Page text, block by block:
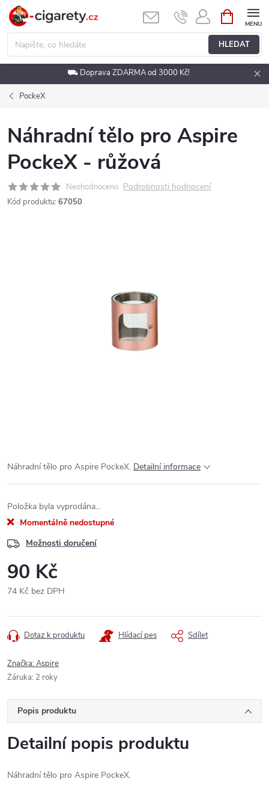
Přejít
obsah
HLEDAT
NÁKUPNÍ
KOŠÍK
⛟ Doprava ZDARMA od 3000 Kč!
PockeX
Náhradní tělo pro Aspire
PockeX - růžová
Neohodnoceno Podrobnosti hodnocení
Kód produktu: 67050
Náhradní tělo pro Aspire PockeX. Detailní informace
Položka byla vyprodána…
Momentálně nedostupné
Možnosti doručení
90 Kč
74 Kč bez DPH
cena:
Dotaz k produktu Hlídací pes Sdílet
Značka:Aspire
Záruka: 2 roky
Popis produktu
Detailní popis produktu
Náhradní tělo pro Aspire PockeX.